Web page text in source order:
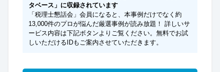
タベース」に収録されています
「税理士懇話会」会員になると、本事例だけでなく約
13,000件のプロが悩んだ厳選事例が読み放題！ 詳しいサ
ービス内容は下記ボタンよりご覧ください。無料でお試
しいただけるIDもご案内させていただきます。